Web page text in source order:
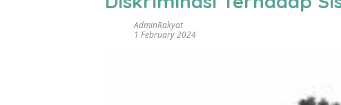
AdminRakyat
1 February 2024